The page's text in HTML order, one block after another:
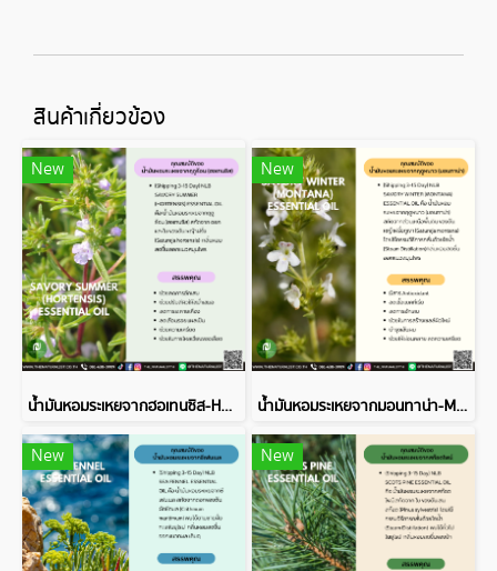
สินค้าเกี่ยวข้อง
New
น้ำมันหอมระเหยจากฮอเทนซิส-HORTENSIS ESSENTIAL OIL
New
น้ำมันหอมระเหยจากมอนทาน่า-MONTANA ESSENTIAL OIL
New New